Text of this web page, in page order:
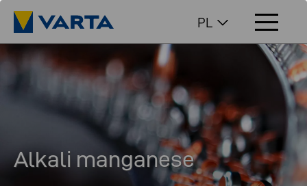
PL
Alkali manganese